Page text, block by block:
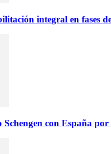
integral en fases
Schengen con España